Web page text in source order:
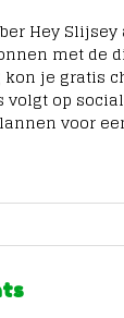
Hey Slijsey
met de
kon je gratis
op
voor